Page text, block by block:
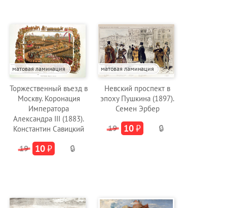
матовая ламинация
Торжественный въезд в
Москву. Коронация
Императора
Александра III (1883).
Константин Савицкий
19 10₽ 🔒
матовая ламинация
Невский проспект в
эпоху Пушкина (1897).
Семен Эрбер
19 10₽ 🔒